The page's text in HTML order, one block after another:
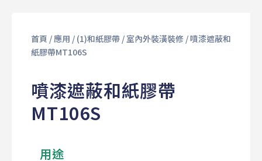
首頁 / 應用 / (1)和紙膠帶/ 室內外裝潢裝修/ 噴漆遮蔽和
紙膠帶MT106S
噴漆遮蔽和紙膠帶
MT106S
用途